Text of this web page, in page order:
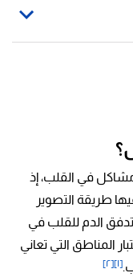
في القلب، إذ
طريقة التصوير
الدم للقلب في
المناطق التي تعاني
[١] [٢]